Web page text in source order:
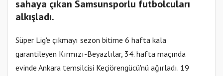
sahaya çıkan Samsunsporlu futbolcuları
alkışladı.
Süper Lig'e çıkmayı sezon bitime 6 hafta kala
garantileyen Kırmızı-Beyazlılar, 34. hafta maçında
evinde Ankara temsilcisi Keçiörengücü'nü ağırladı. 19